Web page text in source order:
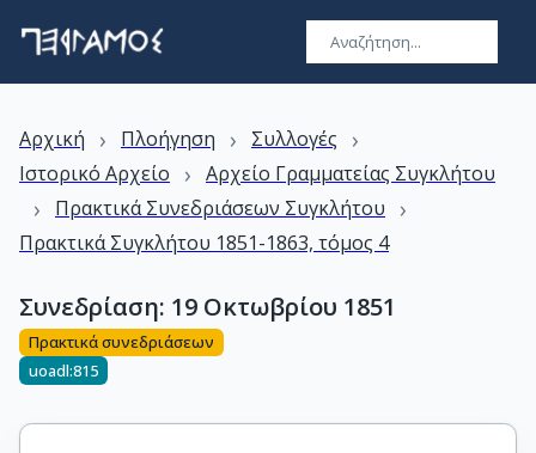
Αρχική › Πλοήγηση › Συλλογές ›
Ιστορικό Αρχείο › Αρχείο Γραμματείας Συγκλήτου
› Πρακτικά Συνεδριάσεων Συγκλήτου ›
Πρακτικά Συγκλήτου 1851-1863, τόμος 4
Συνεδρίαση: 19 Οκτωβρίου 1851
Πρακτικά συνεδριάσεων
uoadl:815